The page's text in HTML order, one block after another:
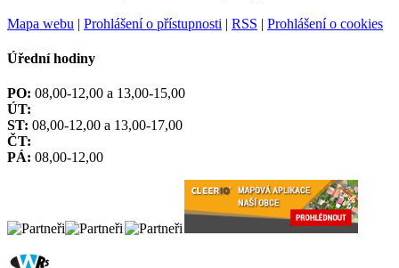
Mapa webu | Prohlášení o přístupnosti | RSS | Prohlášení o cookies
Úřední hodiny
PO: 08,00-12,00 a 13,00-15,00
ÚT:
ST: 08,00-12,00 a 13,00-17,00
ČT:
PÁ: 08,00-12,00